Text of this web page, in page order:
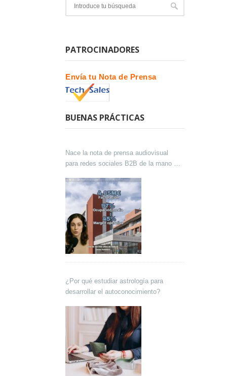
PATROCINADORES
Envía tu Nota de Prensa
BUENAS PRÁCTICAS
Nace la nota de prensa audiovisual
para redes sociales B2B de la mano de
¿Por qué estudiar astrología para
desarrollar el autoconocimiento?